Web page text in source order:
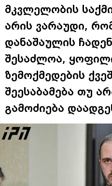
მკვლელობის
არის ვარაუდი,
დანაშაულის
შესაძლოა,
ზემოქმედების
შეესაბამება თუ
გამოძიება